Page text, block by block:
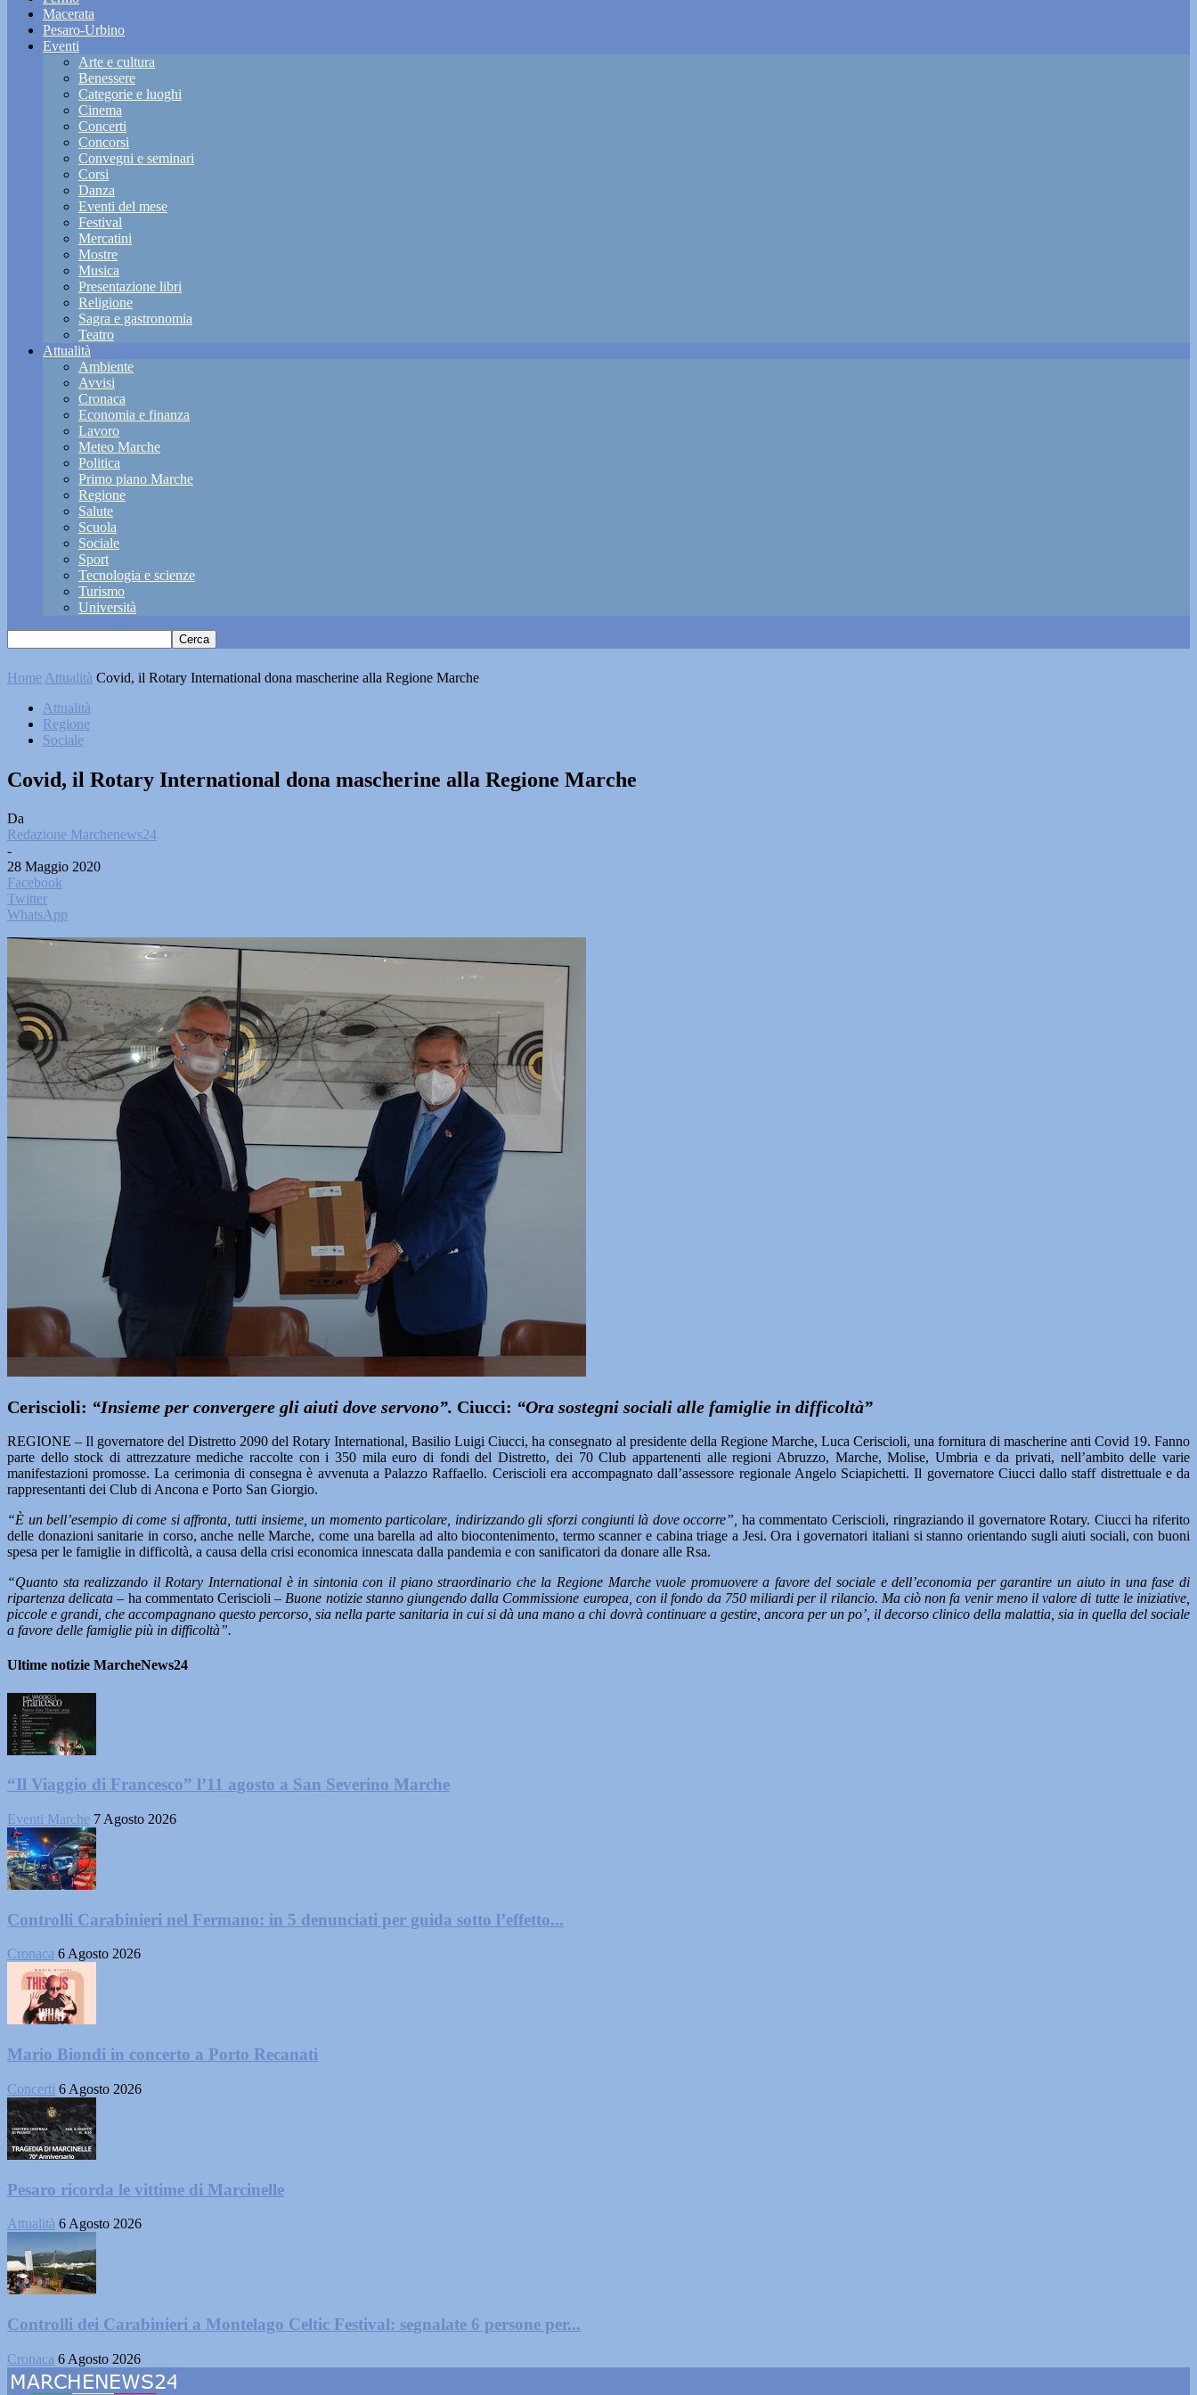
Macerata
Pesaro-Urbino
Eventi
Arte e cultura
Benessere
Categorie e luoghi
Cinema
Concerti
Concorsi
Convegni e seminari
Corsi
Danza
Eventi del mese
Festival
Mercatini
Mostre
Musica
Presentazione libri
Religione
Sagra e gastronomia
Teatro
Attualità
Ambiente
Avvisi
Cronaca
Economia e finanza
Lavoro
Meteo Marche
Politica
Primo piano Marche
Regione
Salute
Scuola
Sociale
Sport
Tecnologia e scienze
Turismo
Università
Home Attualità Covid, il Rotary International dona mascherine alla Regione Marche
Attualità
Regione
Sociale
Covid, il Rotary International dona mascherine alla Regione Marche
Da
Redazione Marchenews24
-
28 Maggio 2020
Facebook
Twitter
WhatsApp
Ceriscioli: “Insieme per convergere gli aiuti dove servono”. Ciucci: “Ora sostegni sociali alle famiglie in difficoltà”
REGIONE – Il governatore del Distretto 2090 del Rotary International, Basilio Luigi Ciucci, ha consegnato al presidente della Regione Marche, Luca Ceriscioli, una fornitura di mascherine anti Covid 19. Fanno
parte dello stock di attrezzature mediche raccolte con i 350 mila euro di fondi del Distretto, dei 70 Club appartenenti alle regioni Abruzzo, Marche, Molise, Umbria e da privati, nell’ambito delle varie
manifestazioni promosse. La cerimonia di consegna è avvenuta a Palazzo Raffaello. Ceriscioli era accompagnato dall’assessore regionale Angelo Sciapichetti. Il governatore Ciucci dallo staff distrettuale e da
rappresentanti dei Club di Ancona e Porto San Giorgio.
“È un bell’esempio di come si affronta, tutti insieme, un momento particolare, indirizzando gli sforzi congiunti là dove occorre”, ha commentato Ceriscioli, ringraziando il governatore Rotary. Ciucci ha riferito
delle donazioni sanitarie in corso, anche nelle Marche, come una barella ad alto biocontenimento, termo scanner e cabina triage a Jesi. Ora i governatori italiani si stanno orientando sugli aiuti sociali, con buoni
spesa per le famiglie in difficoltà, a causa della crisi economica innescata dalla pandemia e con sanificatori da donare alle Rsa.
“Quanto sta realizzando il Rotary International è in sintonia con il piano straordinario che la Regione Marche vuole promuovere a favore del sociale e dell’economia per garantire un aiuto in una fase di
ripartenza delicata – ha commentato Ceriscioli– Buone notizie stanno giungendo dalla Commissione europea, con il fondo da 750 miliardi per il rilancio. Ma ciò non fa venir meno il valore di tutte le iniziative,
piccole e grandi, che accompagnano questo percorso, sia nella parte sanitaria in cui si dà una mano a chi dovrà continuare a gestire, ancora per un po’, il decorso clinico della malattia, sia in quella del sociale
a favore delle famiglie più in difficoltà”.
Ultime notizie MarcheNews24
“Il Viaggio di Francesco” l’11 agosto a San Severino Marche
Eventi Marche 7 Agosto 2026
Controlli Carabinieri nel Fermano: in 5 denunciati per guida sotto l’effetto...
Cronaca 6 Agosto 2026
Mario Biondi in concerto a Porto Recanati
Concerti 6 Agosto 2026
Pesaro ricorda le vittime di Marcinelle
Attualità 6 Agosto 2026
Controlli dei Carabinieri a Montelago Celtic Festival: segnalate 6 persone per...
Cronaca 6 Agosto 2026